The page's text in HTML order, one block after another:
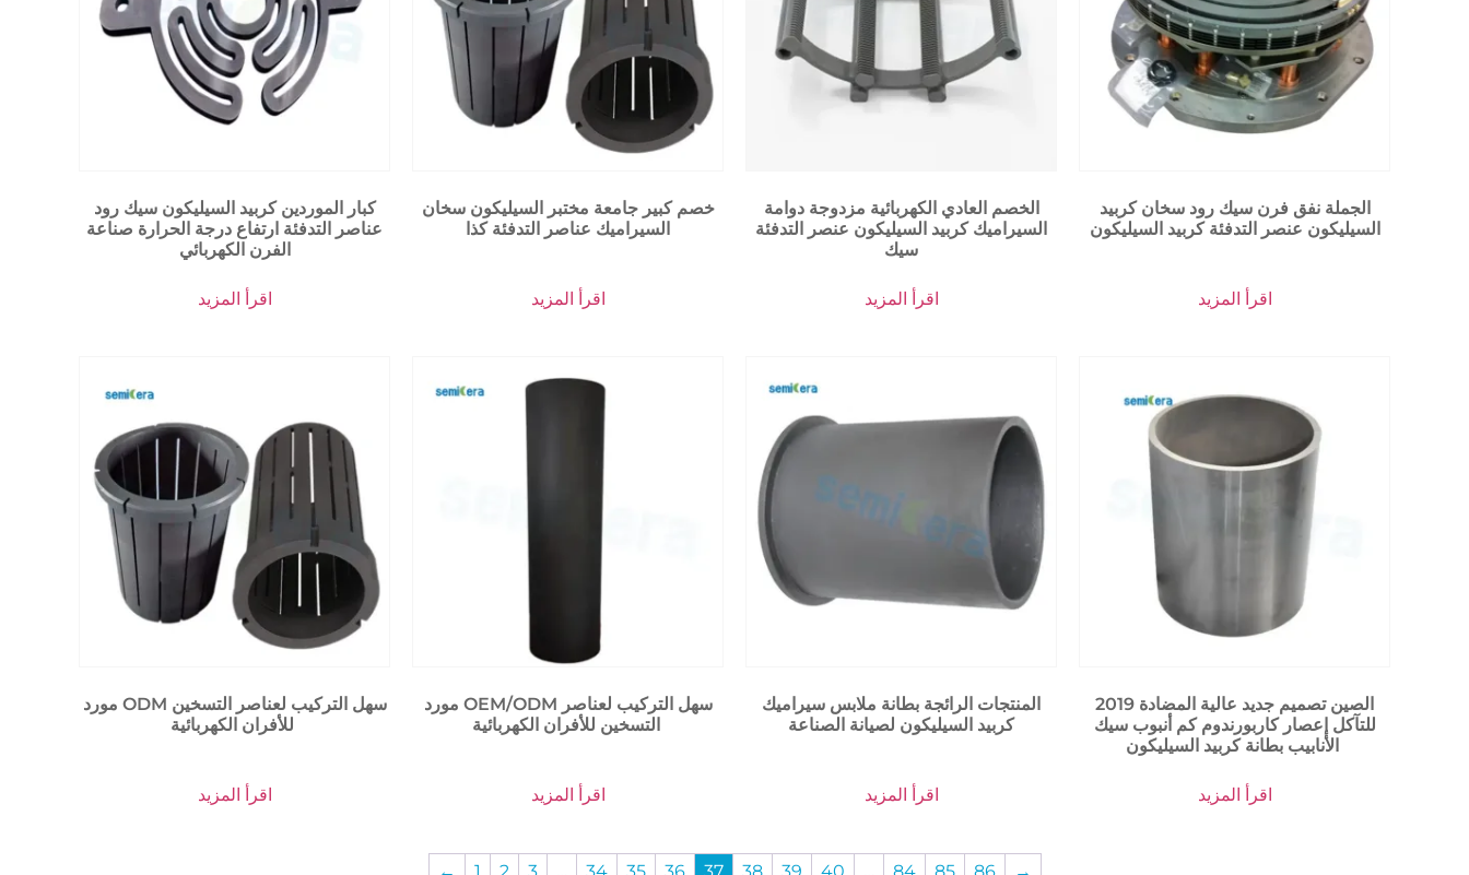
كبار الموردين كربيد السيليكون سيك رود
عناصر التدفئة ارتفاع درجة الحرارة صناعة
الفرن الكهربائي
اقرأ المزيد
خصم كبير جامعة مختبر السيليكون سخان
السيراميك عناصر التدفئة كذا
اقرأ المزيد
الخصم العادي الكهربائية مزدوجة دوامة
السيراميك كربيد السيليكون عنصر التدفئة
سيك
اقرأ المزيد
الجملة نفق فرن سيك رود سخان كربيد
السيليكون عنصر التدفئة كربيد السيليكون
اقرأ المزيد
مورد ODM سهل التركيب لعناصر التسخين
اقرأ المزيد
مورد OEM/ODM سهل التركيب لعناصر
اقرأ المزيد
المنتجات الرائجة بطانة ملابس سيراميك
كربيد السيليكون لصيانة الصناعة
اقرأ المزيد
2019 الصين تصميم جديد عالية المضادة
للتآكل إعصار كاربورندوم كم أنبوب سيك
اقرأ المزيد